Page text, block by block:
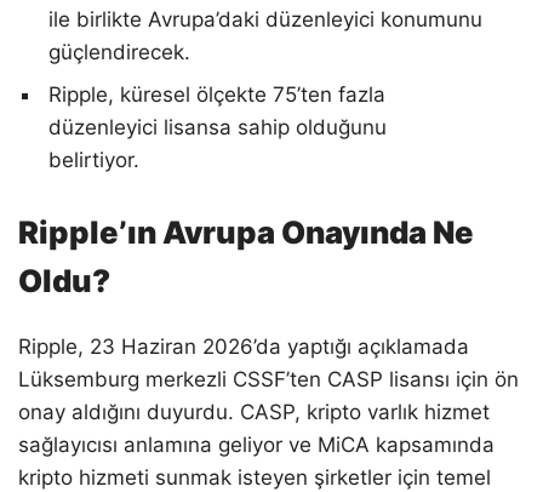
ile birlikte Avrupa’daki düzenleyici konumunu
güçlendirecek.
Ripple, küresel ölçekte 75’ten fazla
düzenleyici lisansa sahip olduğunu
belirtiyor.
Ripple’ın Avrupa Onayında Ne
Oldu?
Ripple, 23 Haziran 2026’da yaptığı açıklamada
Lüksemburg merkezli CSSF’ten CASP lisansı için ön
onay aldığını duyurdu. CASP, kripto varlık hizmet
sağlayıcısı anlamına geliyor ve MiCA kapsamında
kripto hizmeti sunmak isteyen şirketler için temel